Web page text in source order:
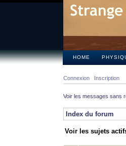
HOME
Connexion Inscription
Voir les messages sans
Index du forum
Voir les sujets